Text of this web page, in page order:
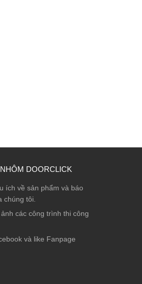
DOORCLICK
ích về sản phẩm và báo
chúng tôi.
các công trình thi công
và like Fanpage